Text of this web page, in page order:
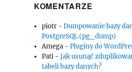
KOMENTARZE
piotr -Dumpowanie bazy
PostgreSQL (pg_dump)
Amega -Pluginy do
Pati -Jak usunąć
tabeli bazy danych?